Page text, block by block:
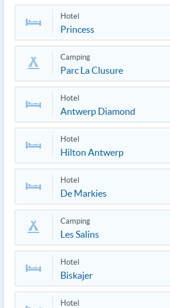
Hotel
Princess
Camping
Parc La Clusure
Hotel
Antwerp Diamond
Hotel
Hilton Antwerp
Hotel
De Markies
Camping
Les Salins
Hotel
Biskajer
Hotel